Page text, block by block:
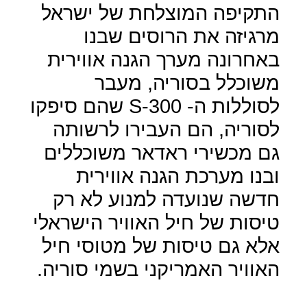
התקיפה המוצלחת של ישראל
מרגיזה את הרוסים שבנו
באחרונה מערך הגנה אווירית
משוכלל בסוריה, מעבר
לסוללות ה- 300-
S שהם סיפקו
לסוריה, הם העבירו לרשותה
גם מכשירי ראדאר משוכללים
ובנו מערכת הגנה אווירית
חדשה שנועדה למנוע לא רק
טיסות של חיל האוויר הישראלי
אלא גם טיסות של מטוסי חיל
האוויר האמריקני בשמי סוריה.